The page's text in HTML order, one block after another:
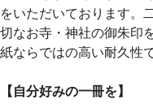
をいただいております。
切なお寺・神社の御朱印
紙ならではの高い耐久性
【自分好みの一冊を】